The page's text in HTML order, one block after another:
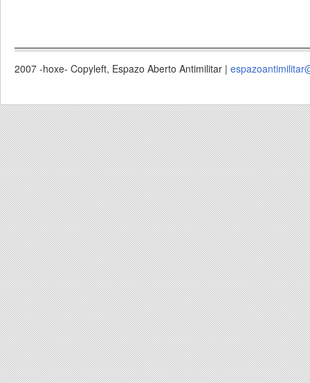
2007 -hoxe- Copyleft, Espazo Aberto Antimilitar |